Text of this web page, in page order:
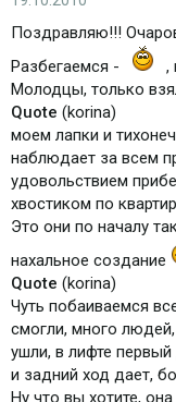
Поздравляю!!!
Разбегаемся -
,
Молодцы, только
Quote (korina)
моем лапки и
наблюдает за всем
удовольствием
хвостиком по
Это они по началу
нахальное создание
Quote (korina)
Чуть побаиваемся
смогли, много
ушли, в лифте
и задний ход дает,
Ну что вы хотите,